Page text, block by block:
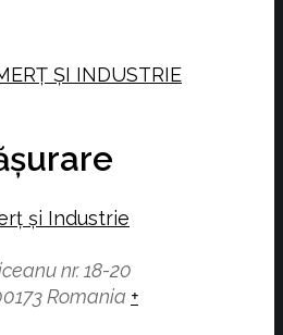
ȘI INDUSTRIE
și Industrie
nr. 18-20
Romania +